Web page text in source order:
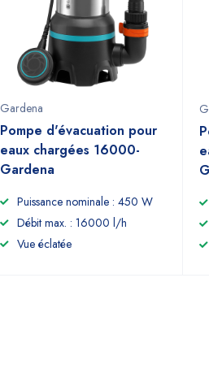
Gardena
Pompe d'évacuation pour
eaux chargées 16000-
Gardena
Puissance nominale : 450 W
Débit max. : 16000 l/h
Vue éclatée